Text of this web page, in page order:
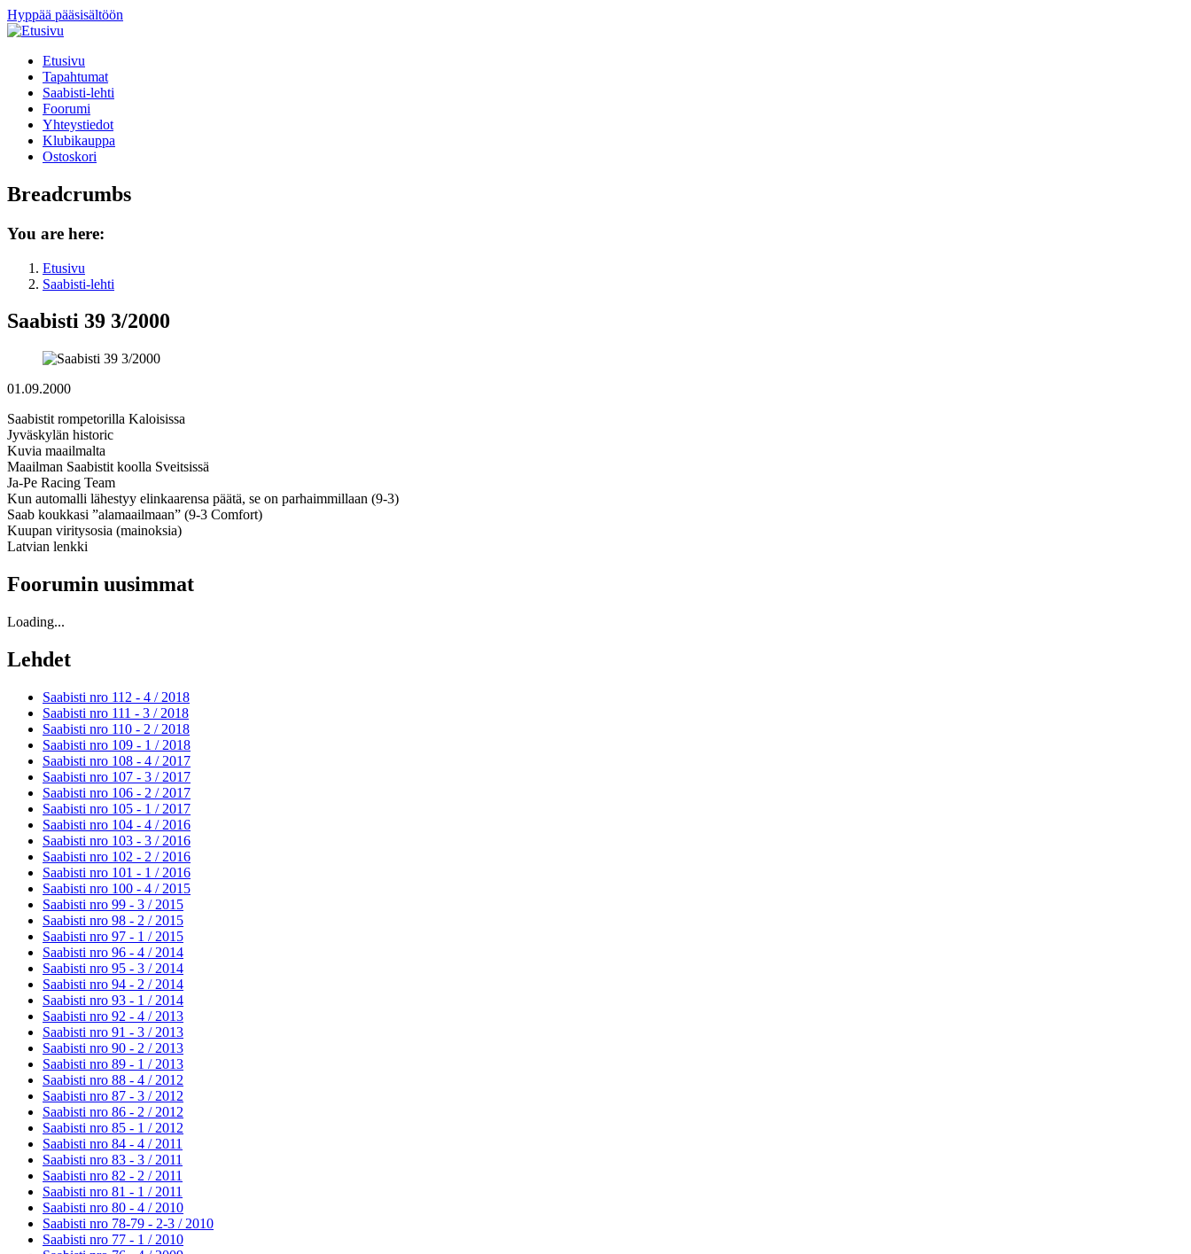
Hyppää pääsisältöön
Etusivu
Tapahtumat
Saabisti-lehti
Foorumi
Yhteystiedot
Klubikauppa
Ostoskori
Breadcrumbs
You are here:
Etusivu
Saabisti-lehti
Saabisti 39 3/2000
01.09.2000
Saabistit rompetorilla Kaloisissa
Jyväskylän historic
Kuvia maailmalta
Maailman Saabistit koolla Sveitsissä
Ja-Pe Racing Team
Kun automalli lähestyy elinkaarensa päätä, se on parhaimmillaan (9-3)
Saab koukkasi ”alamaailmaan” (9-3 Comfort)
Kuupan viritysosia (mainoksia)
Latvian lenkki
Foorumin uusimmat
Loading...
Lehdet
Saabisti nro 112 - 4 / 2018
Saabisti nro 111 - 3 / 2018
Saabisti nro 110 - 2 / 2018
Saabisti nro 109 - 1 / 2018
Saabisti nro 108 - 4 / 2017
Saabisti nro 107 - 3 / 2017
Saabisti nro 106 - 2 / 2017
Saabisti nro 105 - 1 / 2017
Saabisti nro 104 - 4 / 2016
Saabisti nro 103 - 3 / 2016
Saabisti nro 102 - 2 / 2016
Saabisti nro 101 - 1 / 2016
Saabisti nro 100 - 4 / 2015
Saabisti nro 99 - 3 / 2015
Saabisti nro 98 - 2 / 2015
Saabisti nro 97 - 1 / 2015
Saabisti nro 96 - 4 / 2014
Saabisti nro 95 - 3 / 2014
Saabisti nro 94 - 2 / 2014
Saabisti nro 93 - 1 / 2014
Saabisti nro 92 - 4 / 2013
Saabisti nro 91 - 3 / 2013
Saabisti nro 90 - 2 / 2013
Saabisti nro 89 - 1 / 2013
Saabisti nro 88 - 4 / 2012
Saabisti nro 87 - 3 / 2012
Saabisti nro 86 - 2 / 2012
Saabisti nro 85 - 1 / 2012
Saabisti nro 84 - 4 / 2011
Saabisti nro 83 - 3 / 2011
Saabisti nro 82 - 2 / 2011
Saabisti nro 81 - 1 / 2011
Saabisti nro 80 - 4 / 2010
Saabisti nro 78-79 - 2-3 / 2010
Saabisti nro 77 - 1 / 2010